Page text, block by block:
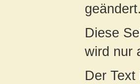
geändert.
Diese
wird nur
Der